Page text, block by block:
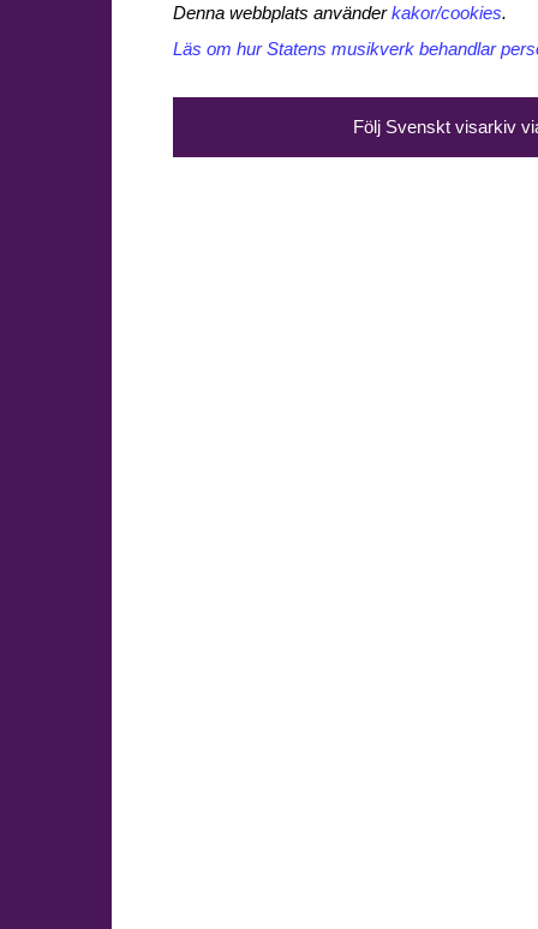
Denna webbplats använderkakor/cookies.
Läs om hur Statens musikverk behandlar
Följ Svenskt visarkiv